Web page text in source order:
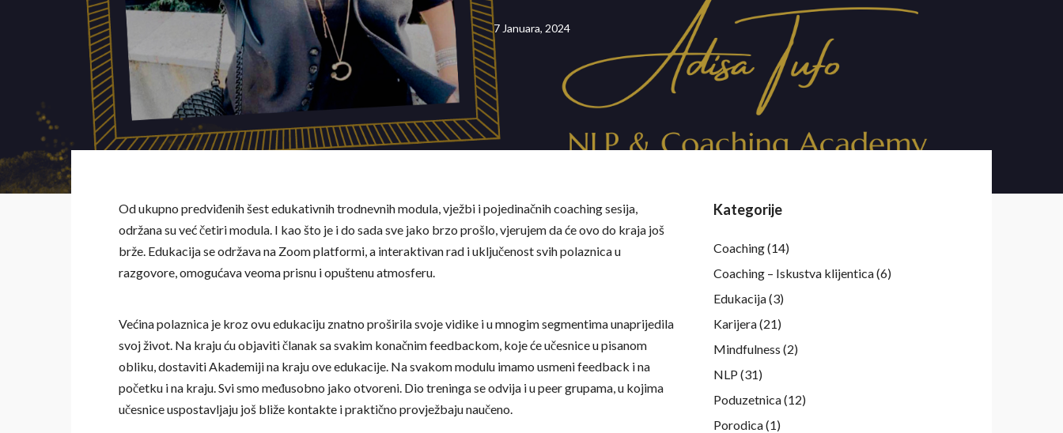
7 Januara, 2024
Od ukupno predviđenih šest edukativnih trodnevnih modula, vježbi i pojedinačnih coaching sesija,
održana su već četiri modula. I kao što je i do sada sve jako brzo prošlo, vjerujem da će ovo do kraja još
brže. Edukacija se održava na Zoom platformi, a interaktivan rad i uključenost svih polaznica u
razgovore, omogućava veoma prisnu i opuštenu atmosferu.
Većina polaznica je kroz ovu edukaciju znatno proširila svoje vidike i u mnogim segmentima unaprijedila
svoj život. Na kraju ću objaviti članak sa svakim konačnim feedbackom, koje će učesnice u pisanom
obliku, dostaviti Akademiji na kraju ove edukacije. Na svakom modulu imamo usmeni feedback i na
početku i na kraju. Svi smo međusobno jako otvoreni. Dio treninga se odvija i u peer grupama, u kojima
učesnice uspostavljaju još bliže kontakte i praktično provježbaju naučeno.
Kategorije
Coaching(14)
Coaching – Iskustva klijentica(6)
Edukacija(3)
Karijera(21)
Mindfulness (2)
NLP (31)
Poduzetnica(12)
Porodica(1)